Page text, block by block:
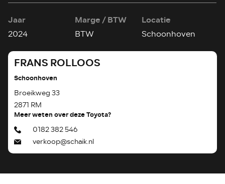
Jaar
2024
Marge / BTW
BTW
Locatie
Schoonhoven
FRANS ROLLOOS
Schoonhoven
Broeikweg 33
2871 RM
Meer weten over deze Toyota?
0182 382 546
verkoop@schaik.nl